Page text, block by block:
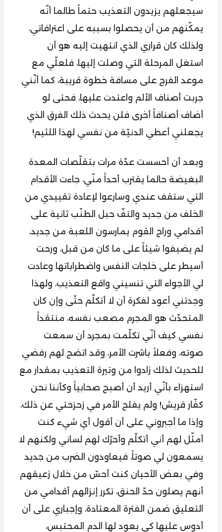
سيجعلهم يزيدون التعذيب حتماً طالما أنّه
يمكّنهم من أن يحصلوا بسببه على اعترافاتي،
ولذلك كان قراري الذي انتهيت إليه هو أن
استغل المرحلة التي وصلت إليها، فلعلّي مع
موعد الفرج على مسافة خطوة قريبة، كما أنّني
جربت أصناف الألم واعتدت عليها، فحتى لو
أضاف أصنافاً أخرى فلن يحدث ذلك الفرق الذي
يجعلني أعطي الدنيّة من نفسي لهذا اللئيم!
وبعد أن أحسست عدّة مرات بتقلّصات المعدة
البغيضة حالما يقترب أحداً منّي، جاءت الأقدام
التي ستقف عندي وسارعوا لإعادة تقييدي من
الخلف من جديد والتفّ حبل الطنّب ثانية على
أقدامي وراح القوم يمارسون اللعبة من جديد،
لم يضيفوا شيئاً على ما كان من قبل، ورحت
أسيطر على خلجات النفس واضطراباتها وعادت
لي الأجواء التي تنسيني واقع التعذيب، ولهذا
وجدتني أعود لفكرة أن لا أتكلّم حتّى وإن كان
المتحدّث هو المجرم مصعب نفسه، منتقداً
نفسي كيف أنّي تكلّمت بمجرد أن سمعت
صوته، وفعلاً باشرت الأمر، وقد اتضح لهم رفضي
للحديث لذلك زادوا من وتيرة التعذيب بمقدار مع
استهزاء بأنّي أريد أن أصبح صحابياً وكأننا نحن
كفّار قريش! ولم يفلح الأمر في زحزحتي عن ذلك،
وإذا ما أجبروني على أن أقول أي شيء كنت
أمثّل لهم أني أتكلّم وأحرّك لهم لساني ولكنهم لا
يسمعون لي صوتاً، فيعاودون الضرب من جديد
وفي بعض الأحيان كنت أحسّ من خلال زعيقهم
أنهم يصلون حدّ الحنق، تكرر إنزالهم أقدامي من
التعليق ضمن الفترة المعتادة، وإجباري على أن
أدوس عليها كي يعود لها الدم المحتبس،